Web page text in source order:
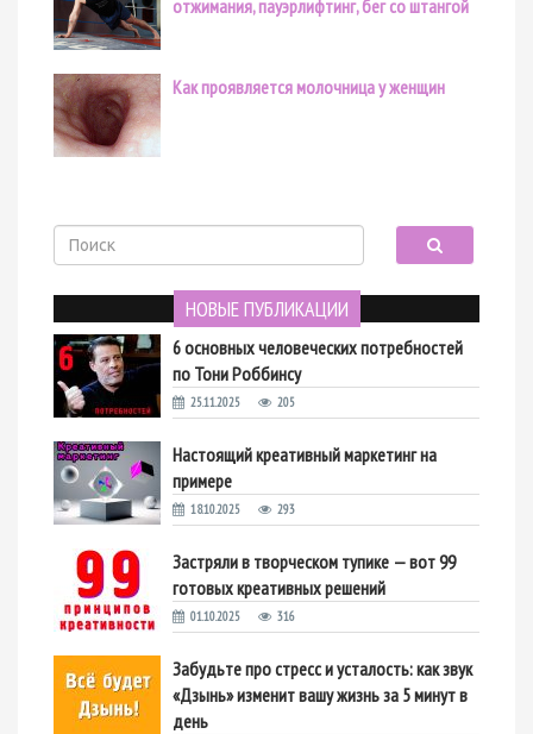
отжимания, пауэрлифтинг, бег со штангой
Как проявляется молочница у женщин
НОВЫЕ ПУБЛИКАЦИИ
6 основных человеческих потребностей
по Тони Роббинсу
25.11.2025 205
Настоящий креативный маркетинг на
примере
18.10.2025 293
Застряли в творческом тупике — вот 99
готовых креативных решений
01.10.2025 316
Забудьте про стресс и усталость: как звук
«Дзынь» изменит вашу жизнь за 5 минут в
день